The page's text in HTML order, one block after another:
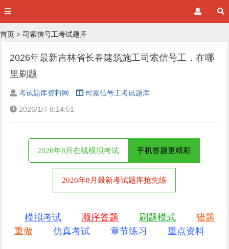
首页 > 司索信号工考试题库
2026年最新吉林省长春建筑施工司索信号工，在哪
里刷题
考试题库资料网
司索信号工考试题库
2026/1/7 8:14:51
2026年8月在线模拟考试 手机答题更精彩
2026年8月最新考试题库抢先练
模拟考试 顺序答题 刷题模式
错题
重做
仿真考试 章节练习 重点资料